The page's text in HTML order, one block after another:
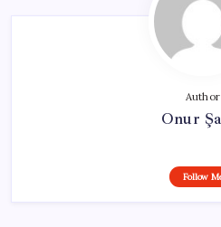
Author
Onur
Follow